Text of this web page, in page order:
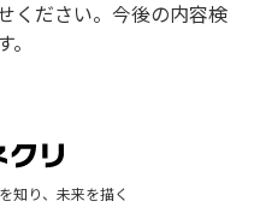
ください。今後の内容検
知り、未来を描く